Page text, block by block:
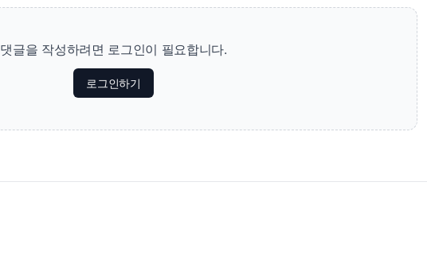
댓글을 작성하려면 로그인이 필요합니다.
로그인하기